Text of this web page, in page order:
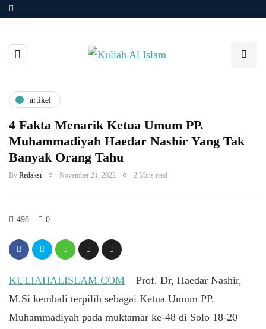
artikel
4 Fakta Menarik Ketua Umum PP.
Muhammadiyah Haedar Nashir Yang Tak
Banyak Orang Tahu
By Redaksi November 21, 2022 2 Mins read
498 0
KULIAHALISLAM.COM – Prof. Dr, Haedar Nashir,
M.Si kembali terpilih sebagai Ketua Umum PP.
Muhammadiyah pada muktamar ke-48 di Solo 18-20